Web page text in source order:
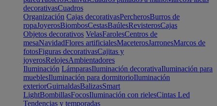
decorativasCuadros
Organización Cajas decorativasPercherosBurros de
ropaJoyerosBiombosCestasBaúlesRevisterosCajas
Objetos decorativos VelasFarolesCentros de
mesaNavidadFlores artificialesMaceterosJarronesMarcos de
fotosFiguras decorativasCajitas y
joyerosRelojesAmbientadores
Iluminación LámparasIluminación decorativaIluminación para
mueblesIluminación para dormitorioIluminación
exteriorGuirnaldasBalizasSmart
LightBombillasFocosIluminación con rielesCintas Led
Tendencias y temporadas